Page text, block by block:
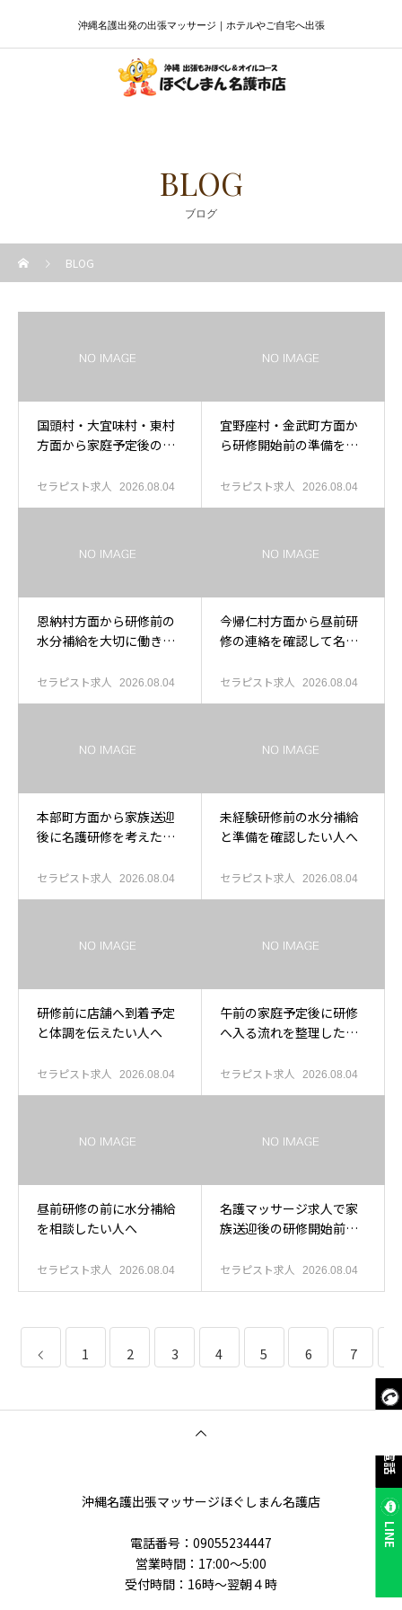
今すぐ電話
LINE
沖縄名護出発の出張マッサージ｜ホテルやご自宅へ出張
BLOG
ブログ
BLOG
国頭村・大宜味村・東村
方面から家庭予定後の研
セラピスト求人 2026.08.04
宜野座村・金武町方面か
ら研修開始前の準備を相
セラピスト求人 2026.08.04
恩納村方面から研修前の
水分補給を大切に働きた
セラピスト求人 2026.08.04
今帰仁村方面から昼前研
修の連絡を確認して名護
セラピスト求人 2026.08.04
本部町方面から家族送迎
後に名護研修を考えたい
セラピスト求人 2026.08.04
未経験研修前の水分補給
と準備を確認したい人へ
セラピスト求人 2026.08.04
研修前に店舗へ到着予定
と体調を伝えたい人へ
セラピスト求人 2026.08.04
午前の家庭予定後に研修
へ入る流れを整理したい
セラピスト求人 2026.08.04
昼前研修の前に水分補給
を相談したい人へ
セラピスト求人 2026.08.04
名護マッサージ求人で家
族送迎後の研修開始前連
セラピスト求人 2026.08.04
1 2 3 4 5 6 7
沖縄名護出張マッサージほぐしまん名護店
電話番号‭：09055234447
営業時間：17:00～5:00
受付時間：16時〜翌朝４時